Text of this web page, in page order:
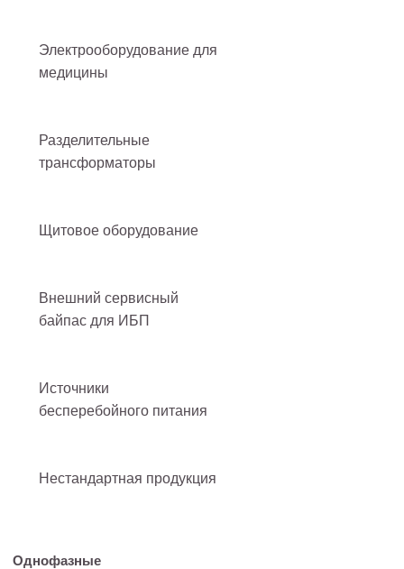
Электрооборудование для
медицины
Разделительные
трансформаторы
Щитовое оборудование
Внешний сервисный
байпас для ИБП
Источники
бесперебойного питания
Нестандартная продукция
Однофазные